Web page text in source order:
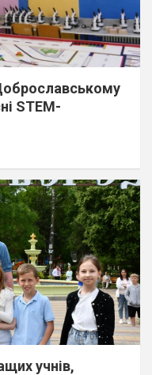
STEM-
учнів,